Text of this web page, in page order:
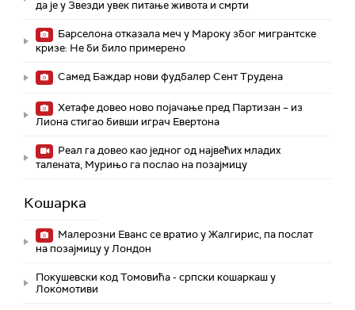
да је у Звезди увек питање живота и смрти
Барселона отказала меч у Мароку због мигрантске
кризе: Не би било примерено
Самед Баждар нови фудбалер Сент Трудена
Хетафе довео ново појачање пред Партизан – из
Лиона стигао бивши играч Евертона
Реал га довео као једног од највећих младих
талената, Мурињо га послао на позајмицу
Кошарка
Малерозни Еванс се вратио у Жалгирис, па послат
на позајмицу у Лондон
Покушевски код Томовића - српски кошаркаш у
Локомотиви